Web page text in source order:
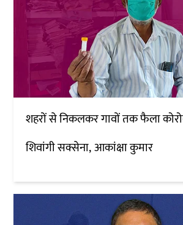
शहरों से निकलकर गावों तक फैला
शिवांगी सक्सेना आकांक्षा कुमार